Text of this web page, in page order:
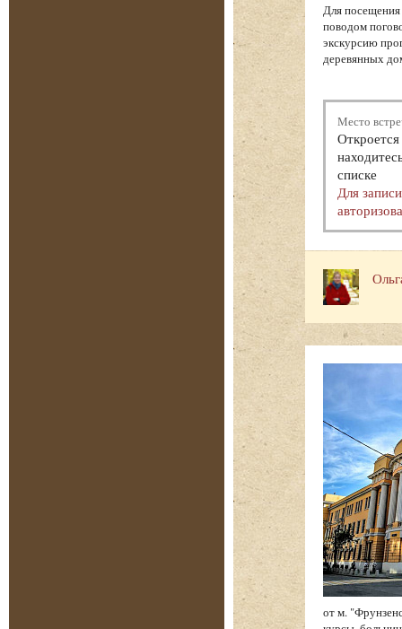
Для посещения
поводом
экскурсию
деревянных
Место
списке
Для
от м.